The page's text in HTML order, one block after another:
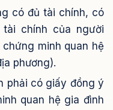
có đủ tài chính, có
chính của người
minh quan hệ
phương).
phải có giấy đồng ý
quan hệ gia đình